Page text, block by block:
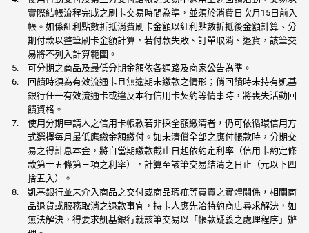
實際結帳流程完成之刷卡交易時間為準，並須於消費日次月15日前入
帳。如係紅利點數折抵消費刷卡金額以紅利點數折抵後金額計算、分
期付款以整筆刷卡金額計算，若付款失敗、訂單取消、退貨，該筆交
易將不列入計算範圍。
可分期之商品及最低分期金額依各通路及商家公告為準。
回饋時須為有效流通卡且無逾期未繳款之情形；倘回饋時未持有凱基
銀行任一有效流通卡或違反本行信用卡契約等情事時，將喪失活動回
饋資格。
使用分期申請人之信用卡帳款若非採全額繳清者，仍可依循環信用方
式選擇每月最低應繳金額繳付。如未清償全部之應付帳款時，分期交
易之得計息本金，將自當期繳款截止日起依約定利率（信用卡約定條
款第十五條第三項之利率），計算至該筆交易結清之日止（元以下四
捨五入）。
凱基銀行並未介入商品之交付或商品瑕疵等買賣之實體關係，相關商
品退貨或服務取消之退款事宜，持卡人應先洽特約商店尋求解決，如
無法解決，得要求凱基銀行就該筆交易以「帳款疑義之處理程序」辦